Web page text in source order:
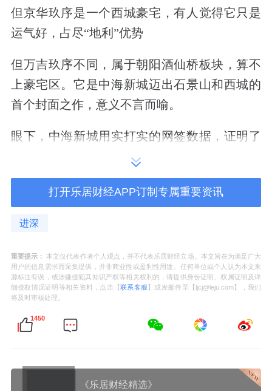
但京华玖序是一个西城豪宅，有人觉得它只是
运气好，占尽“地利”优势
但万吉玖序不同，属于朝阳酒仙桥板块 ，算不
上豪宅区。它是中海新城迈出石景山和西城的
首个封面之作，意义不言而喻。
眼下，中海新城用实打实的网签数据，证明了
万吉玖序是真正的顶豪，
产品上，它也有许多“好房子”的设计元素，包
括架空层、挑高层、通面宽阳台、大尺度飘
窗、设备平台等。
已被预订了。9层及以上房源最吃香，仅剩下4
打开乐居财经APP订制专属重要资讯
进深
重要提示： 本文仅代表作者个人观点，并不代表乐居财经立场。本文旨在为满足广大
用户的信息需求而采集提供，并非商业性或盈利性用途。任何单位或个人认为本文来
源标注有误，或涉嫌侵犯其知识产权等相关权利的，请提供身份证明、权属证明及详
细侵权情况证明等相关资料，点击【联系客服 】或发邮件至【ljcj@leju.com】，我们
将及时审核处理。
1450
《乐居财经精选》